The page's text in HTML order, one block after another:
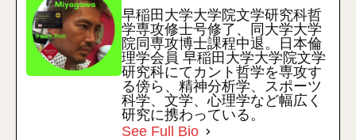
早稲田大学大学院文学研究科哲
学専攻修士号修了、同大学大学
院同専攻博士課程中退。日本倫
理学会員 早稲田大学大学院文学
研究科にてカント哲学を専攻す
る傍ら、精神分析学、スポーツ
科学、文学、心理学など幅広く
研究に携わっている。
See Full Bio